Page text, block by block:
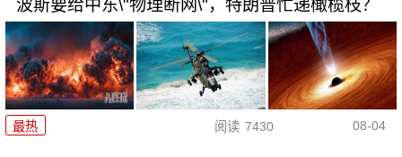
波斯要给中东\"物理断网\"，特朗普忙递橄榄枝？
最热 阅读 7430 08-04